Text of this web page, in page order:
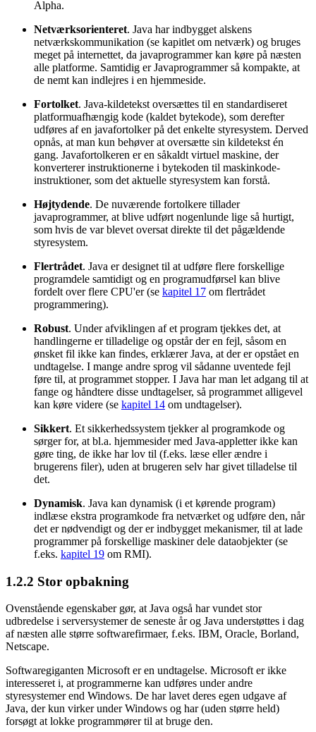
Alpha.
Netværksorienteret. Java har indbygget alskens
netværkskommunikation (se kapitlet om netværk) og bruges
meget på internettet, da javaprogrammer kan køre på næsten
alle platforme. Samtidig er Javaprogrammer så kompakte, at
de nemt kan indlejres i en hjemmeside.
Fortolket. Java-kildetekst oversættes til en standardiseret
platformuafhængig kode (kaldet bytekode), som derefter
udføres af en javafortolker på det enkelte styresystem. Derved
opnås, at man kun behøver at oversætte sin kildetekst én
gang. Javafortolkeren er en såkaldt virtuel maskine, der
konverterer instruktionerne i bytekoden til maskinkode-
instruktioner, som det aktuelle styresystem kan forstå.
Højtydende. De nuværende fortolkere tillader
javaprogrammer, at blive udført nogenlunde lige så hurtigt,
som hvis de var blevet oversat direkte til det pågældende
styresystem.
Flertrådet. Java er designet til at udføre flere forskellige
programdele samtidigt og en programudførsel kan blive
fordelt over flere CPU'er (se kapitel 17 om flertrådet
programmering).
Robust. Under afviklingen af et program tjekkes det, at
handlingerne er tilladelige og opstår der en fejl, såsom en
ønsket fil ikke kan findes, erklærer Java, at der er opstået en
undtagelse. I mange andre sprog vil sådanne uventede fejl
føre til, at programmet stopper. I Java har man let adgang til at
fange og håndtere disse undtagelser, så programmet alligevel
kan køre videre (se kapitel 14 om undtagelser).
Sikkert. Et sikkerhedssystem tjekker al programkode og
sørger for, at bl.a. hjemmesider med Java-appletter ikke kan
gøre ting, de ikke har lov til (f.eks. læse eller ændre i
brugerens filer), uden at brugeren selv har givet tilladelse til
det.
Dynamisk. Java kan dynamisk (i et kørende program)
indlæse ekstra programkode fra netværket og udføre den, når
det er nødvendigt og der er indbygget mekanismer, til at lade
programmer på forskellige maskiner dele dataobjekter (se
f.eks. kapitel 19 om RMI).
1.2.2 Stor opbakning
Ovenstående egenskaber gør, at Java også har vundet stor
udbredelse i serversystemer de seneste år og Java understøttes i dag
af næsten alle større softwarefirmaer, f.eks. IBM, Oracle, Borland,
Netscape.
Softwaregiganten Microsoft er en undtagelse. Microsoft er ikke
interesseret i, at programmerne kan udføres under andre
styresystemer end Windows. De har lavet deres egen udgave af
Java, der kun virker under Windows og har (uden større held)
forsøgt at lokke programmører til at bruge den.